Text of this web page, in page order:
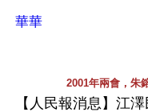
華華
2001年兩會，朱
【人民報消息】江